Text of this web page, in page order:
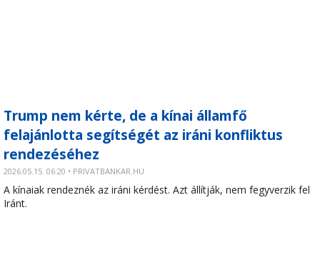
Trump nem kérte, de a kínai államfő
felajánlotta segítségét az iráni konfliktus
rendezéséhez
2026.05.15. 06:20 • PRIVATBANKAR.HU
A kínaiak rendeznék az iráni kérdést. Azt állítják, nem fegyverzik fel
Iránt.